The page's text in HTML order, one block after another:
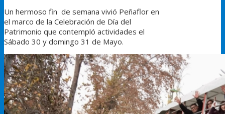
Un hermoso fin de semana vivió Peñaflor en
el marco de la Celebración de Día del
Patrimonio que contempló actividades el
Sábado 30 y domingo 31 de Mayo.